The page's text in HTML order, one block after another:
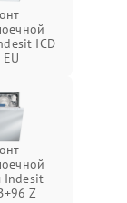
ICD
Indesit
Z